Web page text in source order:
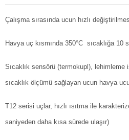
Çalışma sırasında ucun hızlı
Havya uç kısmında 350°C sıcaklığa 10
Sıcaklık sensörü (termokupl), lehimleme
sıcaklık ölçümü sağlayan ucun havya
T12 serisi uçlar, hızlı ısıtma ile
saniyeden daha kısa sürede ulaşır)